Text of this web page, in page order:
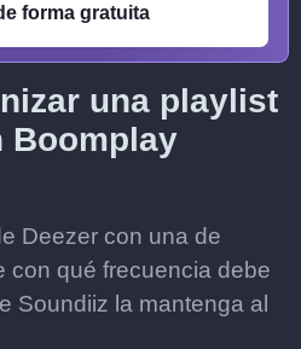
forma gratuita
una playlist
Boomplay
Deezer con una de
con qué frecuencia debe
Soundiiz la mantenga al